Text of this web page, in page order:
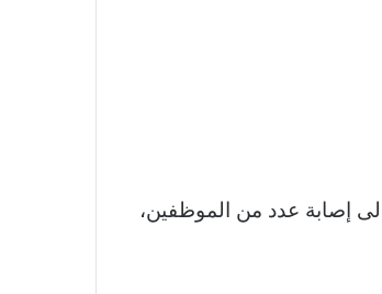
إلى إصابة عدد من الموظفين،